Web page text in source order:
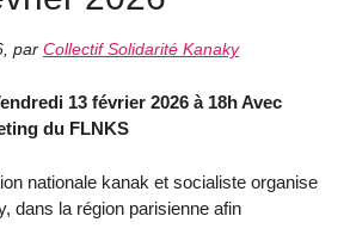
, par Collectif Solidarité Kanaky
13 février 2026 à 18h Avec
du FLNKS
nationale kanak et socialiste organise
dans la région parisienne afin